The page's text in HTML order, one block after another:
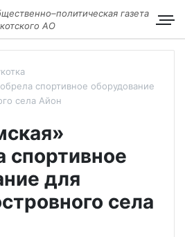
газета
АО
спортивное оборудование
села Айон
спортивное
для
села